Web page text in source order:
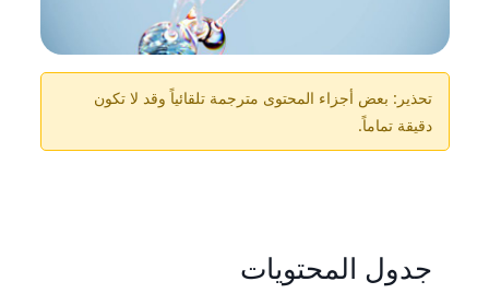
تحذير: بعض أجزاء المحتوى مترجمة تلقائياً وقد لا تكون
دقيقة تماماً.
جدول المحتويات